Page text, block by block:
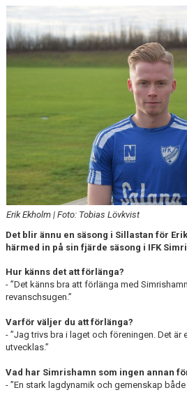
BILDGALLERI
DOKUMENT
Erik Ekholm | Foto: Tobias Lövkvist
Det blir ännu en säsong i Sillastan för
härmed in på sin fjärde säsong i IFK
Hur känns det att förlänga?
- ”Det känns bra att förlänga med
revanschsugen.”
Varför väljer du att förlänga?
- ”Jag trivs bra i laget och föreningen. Det
utvecklas.”
Vad har Simrishamn som ingen annan
- ”En stark lagdynamik och gemenskap